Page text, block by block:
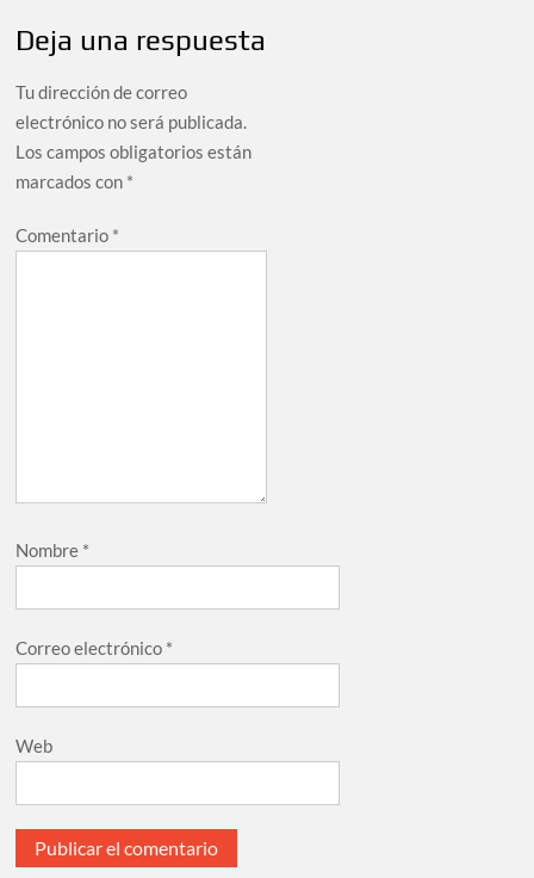
Deja una respuesta
Tu dirección de correo
electrónico no será publicada.
Los campos obligatorios están
marcados con *
Comentario *
Nombre *
Correo electrónico *
Web